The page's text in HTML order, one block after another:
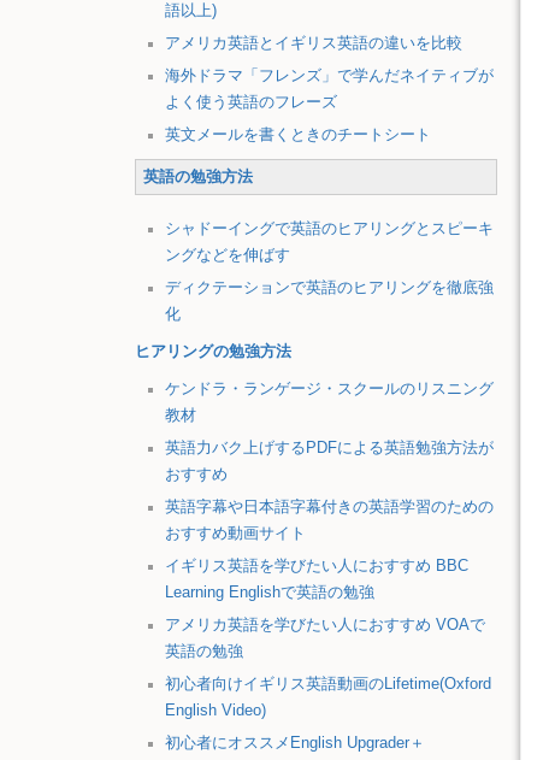
語以上)
アメリカ英語とイギリス英語の違いを比較
海外ドラマ「フレンズ」で学んだネイティブが
よく使う英語のフレーズ
英文メールを書くときのチートシート
英語の勉強方法
シャドーイングで英語のヒアリングとスピーキ
ングなどを伸ばす
ディクテーションで英語のヒアリングを徹底強
化
ヒアリングの勉強方法
ケンドラ・ランゲージ・スクールのリスニング
教材
英語力バク上げするPDFによる英語勉強方法が
おすすめ
英語字幕や日本語字幕付きの英語学習のための
おすすめ動画サイト
イギリス英語を学びたい人におすすめ BBC
Learning Englishで英語の勉強
アメリカ英語を学びたい人におすすめ VOAで
英語の勉強
初心者向けイギリス英語動画のLifetime(Oxford
English Video)
初心者にオススメEnglish Upgrader＋